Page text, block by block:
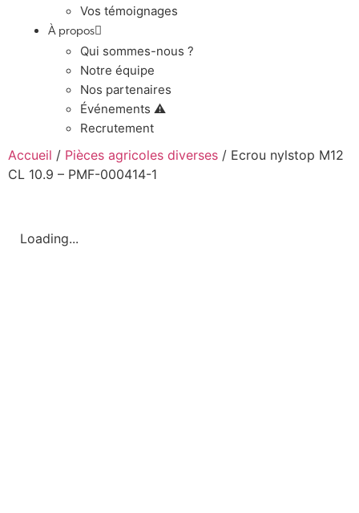
Vos témoignages
À propos
Qui sommes-nous ?
Notre équipe
Nos partenaires
Événements ⚠️
Recrutement
Accueil / Pièces agricoles diverses / Ecrou nylstop M12
CL 10.9 – PMF-000414-1
Loading...